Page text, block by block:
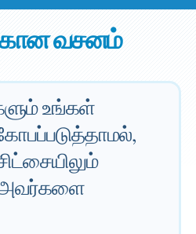
வசனம்
உங்கள்